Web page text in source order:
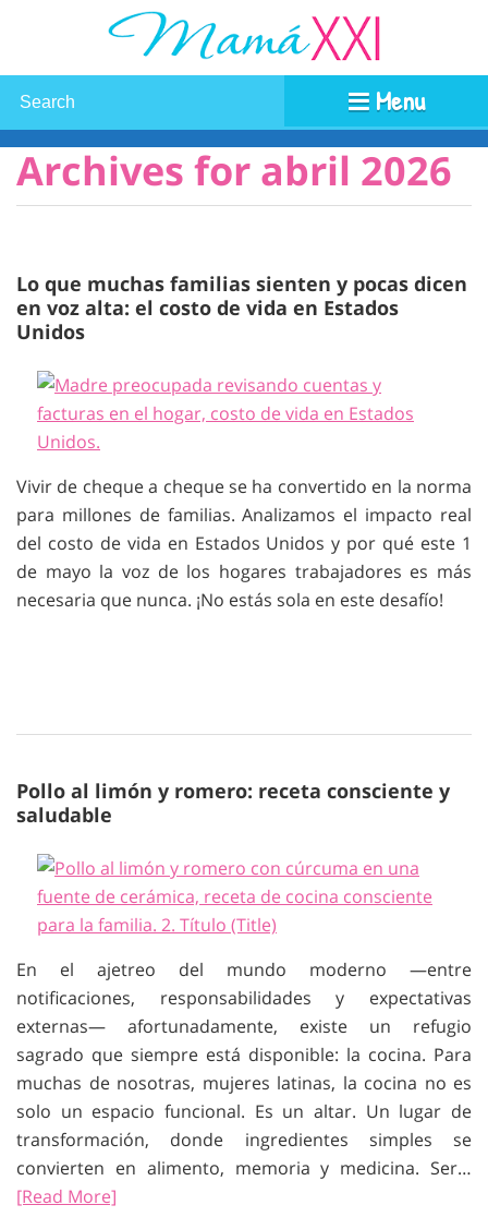
Menu
Archives for abril 2026
Lo que muchas familias sienten y pocas dicen
en voz alta: el costo de vida en Estados
Unidos
Vivir de cheque a cheque se ha convertido en la norma
para millones de familias. Analizamos el impacto real
del costo de vida en Estados Unidos y por qué este 1
de mayo la voz de los hogares trabajadores es más
necesaria que nunca. ¡No estás sola en este desafío!
Pollo al limón y romero: receta consciente y
saludable
En el ajetreo del mundo moderno —entre
notificaciones, responsabilidades y expectativas
externas— afortunadamente, existe un refugio
sagrado que siempre está disponible: la cocina. Para
muchas de nosotras, mujeres latinas, la cocina no es
solo un espacio funcional. Es un altar. Un lugar de
transformación, donde ingredientes simples se
convierten en alimento, memoria y medicina. Ser…
[Read More]